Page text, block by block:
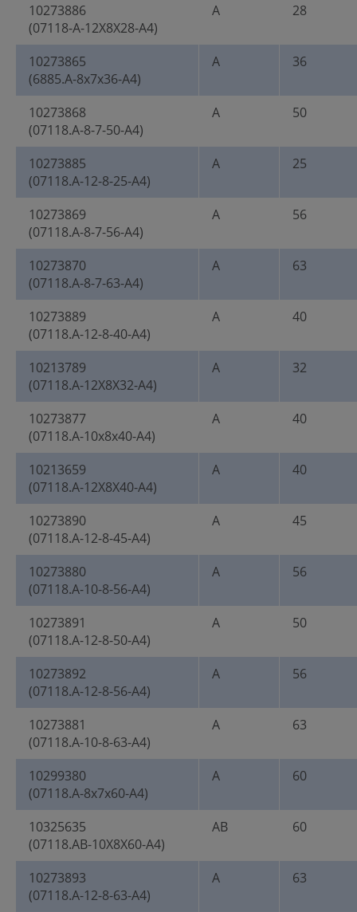
10273886
(07118-A-12X8X28-A4)
A 28
10273865
(6885.A-8x7x36-A4)
A 36
10273868
(07118.A-8-7-50-A4)
A 50
10273885
(07118.A-12-8-25-A4)
A 25
10273869
(07118.A-8-7-56-A4)
A 56
10273870
(07118.A-8-7-63-A4)
A 63
10273889
(07118.A-12-8-40-A4)
A 40
10213789
(07118.A-12X8X32-A4)
A 32
10273877
(07118.A-10x8x40-A4)
A 40
10213659
(07118.A-12X8X40-A4)
A 40
10273890
(07118.A-12-8-45-A4)
A 45
10273880
(07118.A-10-8-56-A4)
A 56
10273891
(07118.A-12-8-50-A4)
A 50
10273892
(07118.A-12-8-56-A4)
A 56
10273881
(07118.A-10-8-63-A4)
A 63
10299380
(07118.A-8x7x60-A4)
A 60
10325635
(07118.AB-10X8X60-A4)
AB 60
10273893
(07118.A-12-8-63-A4)
A 63